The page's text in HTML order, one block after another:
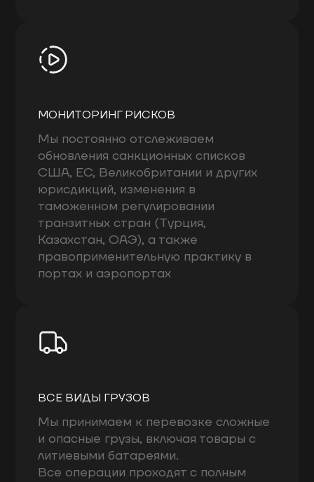
МОНИТОРИНГ РИСКОВ
Мы постоянно отслеживаем
обновления санкционных списков
США, ЕС, Великобритании и других
юрисдикций, изменения в
таможенном регулировании
транзитных стран (Турция,
Казахстан, ОАЭ), а также
правоприменительную практику в
портах и аэропортах
ВСЕ ВИДЫ ГРУЗОВ
Мы принимаем к перевозке сложные
и опасные грузы, включая товары с
литиевыми батареями.
Все операции проходят с полным